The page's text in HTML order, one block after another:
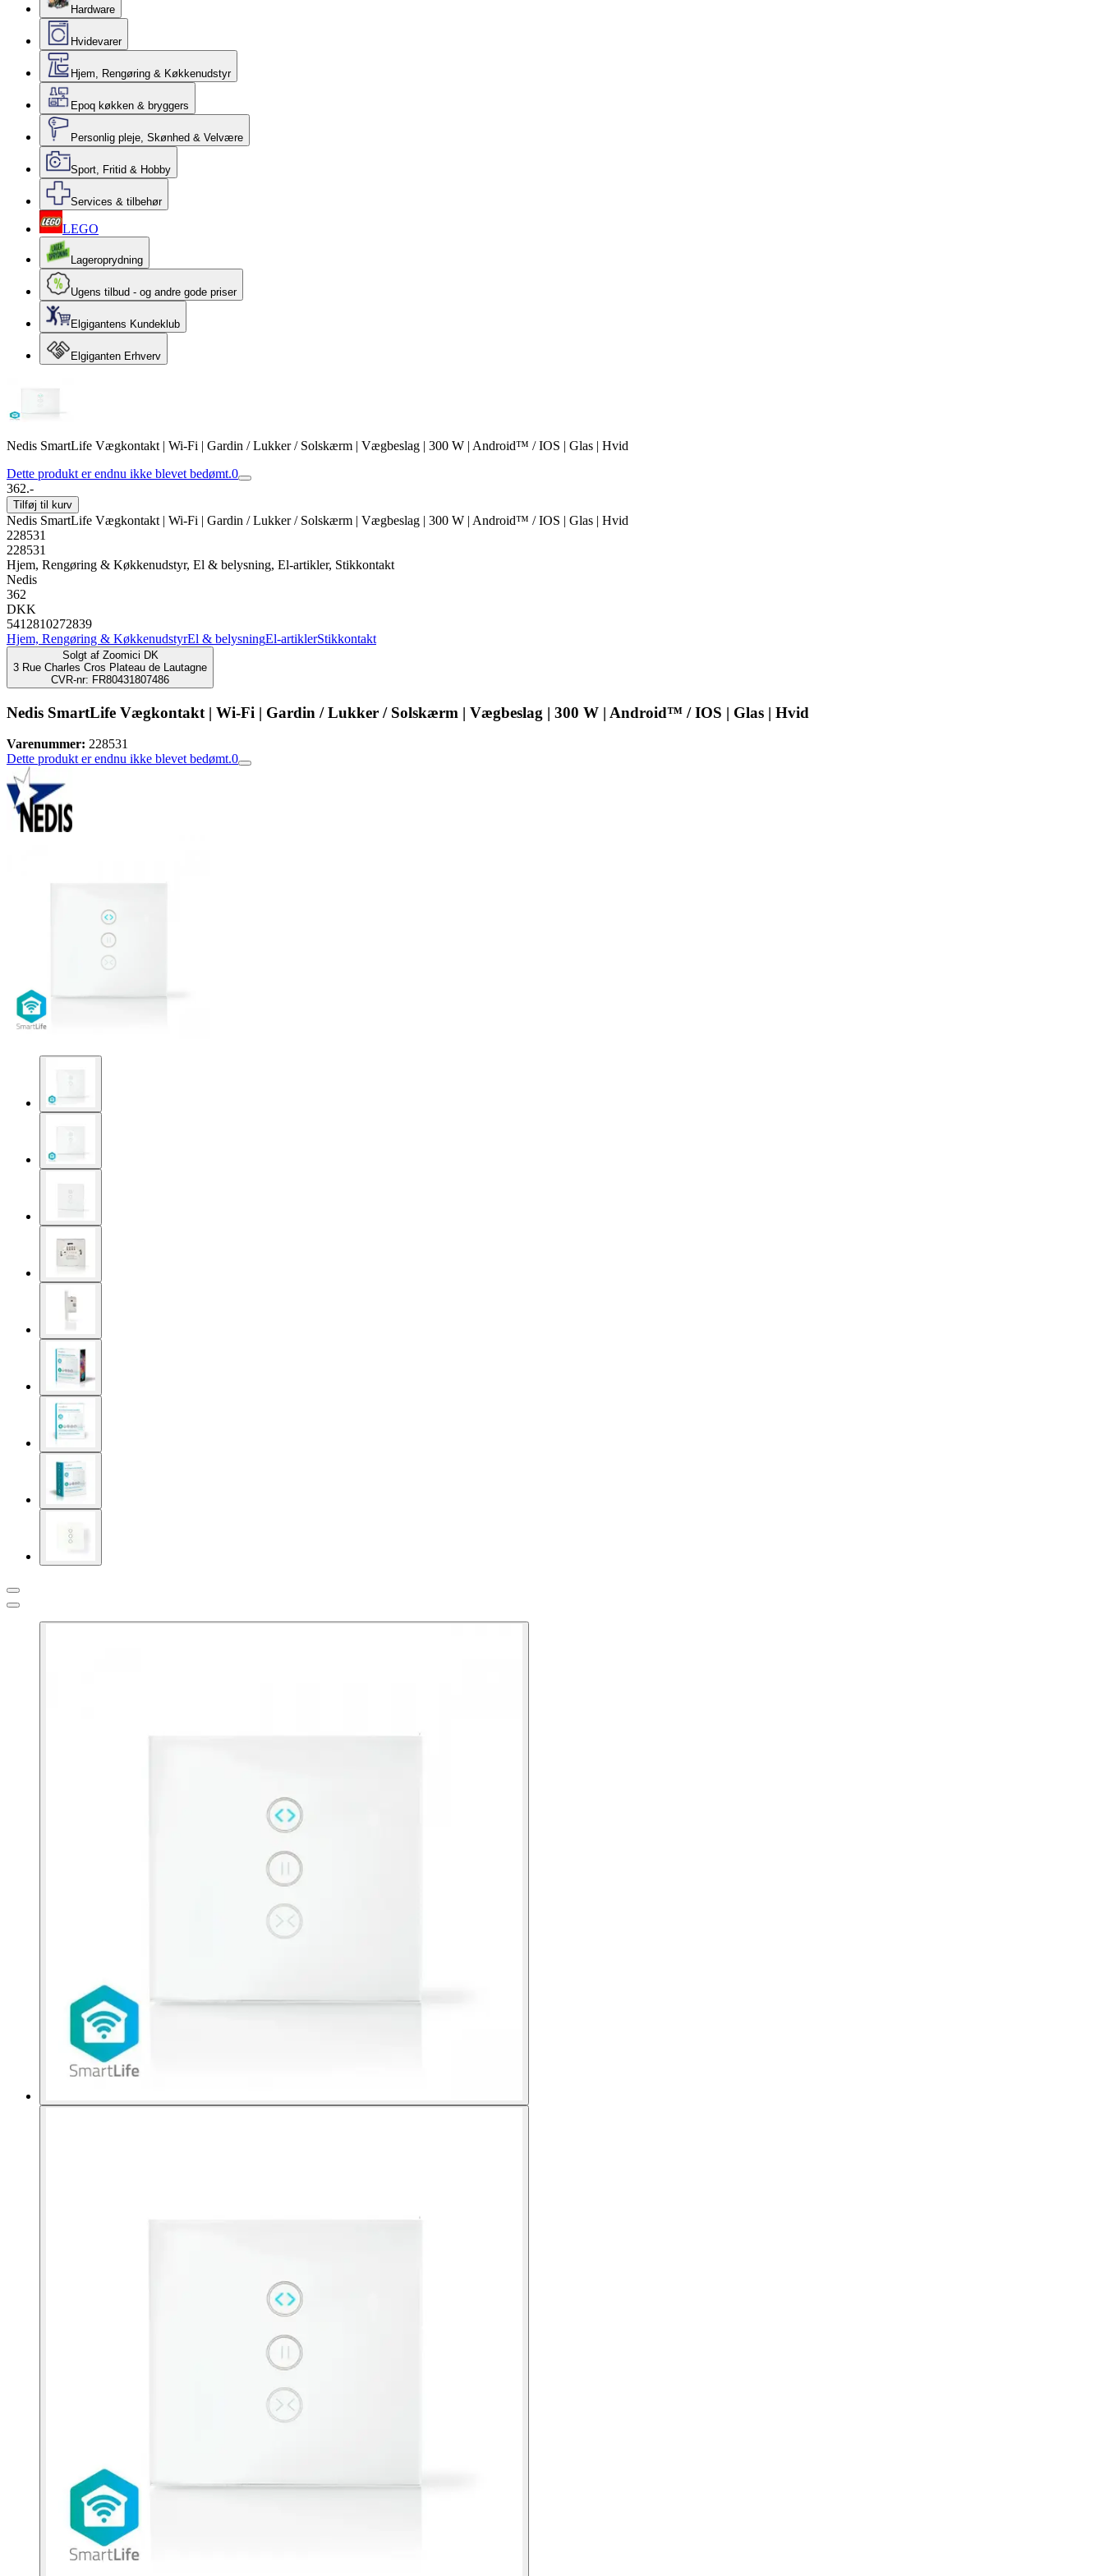
Hardware
Hvidevarer
Hjem, Rengøring & Køkkenudstyr
Epoq køkken & bryggers
Personlig pleje, Skønhed & Velvære
Sport, Fritid & Hobby
Services & tilbehør
LEGO
Lageroprydning
Ugens tilbud - og andre gode priser
Elgigantens Kundeklub
Elgiganten Erhverv
Nedis SmartLife Vægkontakt | Wi-Fi | Gardin / Lukker / Solskærm | Vægbeslag | 300 W | Android™ / IOS | Glas | Hvid
Dette produkt er endnu ikke blevet bedømt.0
362.-
Tilføj til kurv
Nedis SmartLife Vægkontakt | Wi-Fi | Gardin / Lukker / Solskærm | Vægbeslag | 300 W | Android™ / IOS | Glas | Hvid
228531
228531
Hjem, Rengøring & Køkkenudstyr, El & belysning, El-artikler, Stikkontakt
Nedis
362
DKK
5412810272839
Hjem, Rengøring & KøkkenudstyrEl & belysningEl-artiklerStikkontakt
Solgt af Zoomici DK
3 Rue Charles Cros Plateau de Lautagne
CVR-nr: FR80431807486
Nedis SmartLife Vægkontakt | Wi-Fi | Gardin / Lukker / Solskærm | Vægbeslag | 300 W | Android™ / IOS | Glas | Hvid
Varenummer: 228531
Dette produkt er endnu ikke blevet bedømt.0